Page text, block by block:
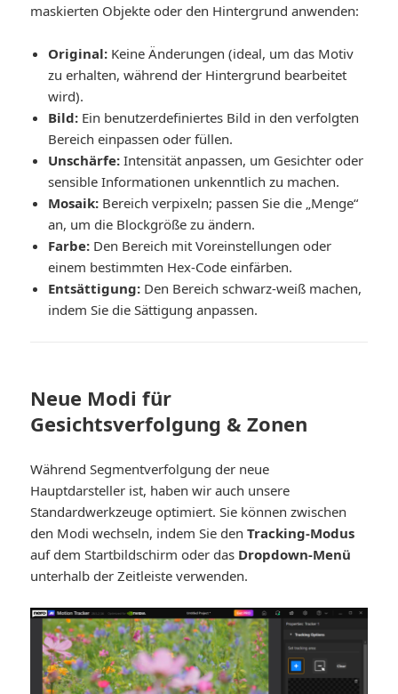
maskierten Objekte oder den Hintergrund anwenden:
Original: Keine Änderungen (ideal, um das Motiv
zu erhalten, während der Hintergrund bearbeitet
wird).
Bild: Ein benutzerdefiniertes Bild in den verfolgten
Bereich einpassen oder füllen.
Unschärfe: Intensität anpassen, um Gesichter oder
sensible Informationen unkenntlich zu machen.
Mosaik: Bereich verpixeln; passen Sie die „Menge“
an, um die Blockgröße zu ändern.
Farbe: Den Bereich mit Voreinstellungen oder
einem bestimmten Hex-Code einfärben.
Entsättigung: Den Bereich schwarz-weiß machen,
indem Sie die Sättigung anpassen.
Neue Modi für
Gesichtsverfolgung & Zonen
Während Segmentverfolgung der neue
Hauptdarsteller ist, haben wir auch unsere
Standardwerkzeuge optimiert. Sie können zwischen
den Modi wechseln, indem Sie denTracking-Modus
auf dem Startbildschirm oder das Dropdown-Menü
unterhalb der Zeitleiste verwenden.